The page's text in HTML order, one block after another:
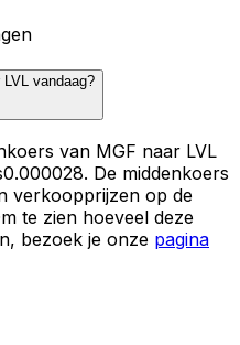
vandaag?
van MGF naar LVL
De middenkoers
verkoopprijzen op de
te zien hoeveel deze
bezoek je onze pagina